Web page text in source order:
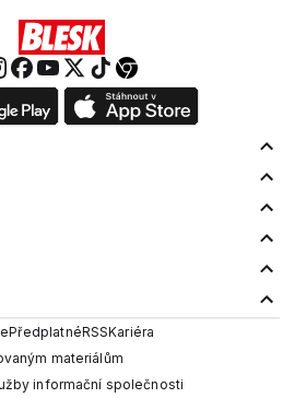
PředplatnéRSSKariéra
materiálům
informační společnosti